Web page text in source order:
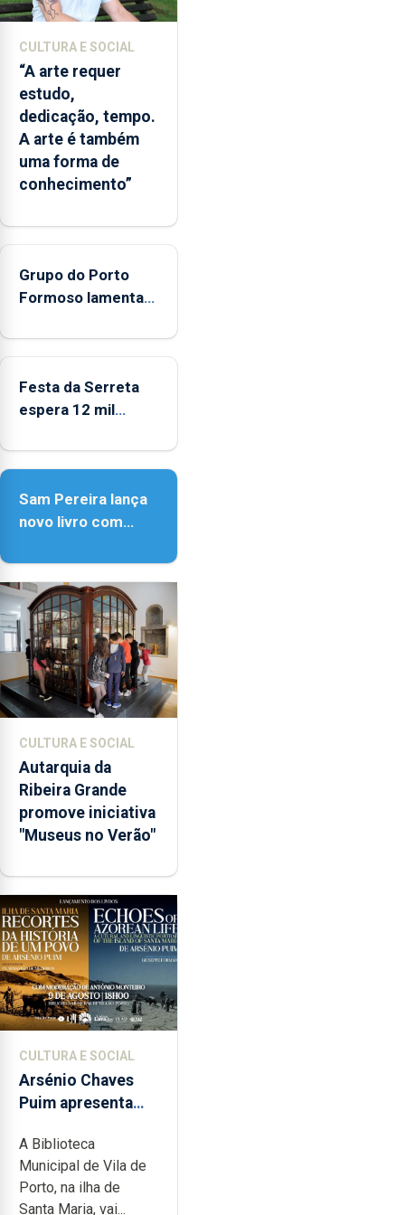
e
que
o
Oceano
seja
reconhecido
como
Domínio
nacional
CULTURA E SOCIAL
“A arte requer
estudo,
dedicação, tempo.
A arte é também
uma forma de
conhecimento”
Grupo do Porto
Formoso lamenta
governo ao folclore
Festa da Serreta
espera 12 mil
Sam Pereira lança
novo livro com
décadas de poesia
CULTURA E SOCIAL
Autarquia da
Ribeira Grande
promove iniciativa
"Museus no Verão"
CULTURA E SOCIAL
Arsénio Chaves
Puim apresenta
Biblioteca de Vila
do Porto
A Biblioteca
Municipal de Vila de
Porto, na ilha de
Santa Maria, vai...